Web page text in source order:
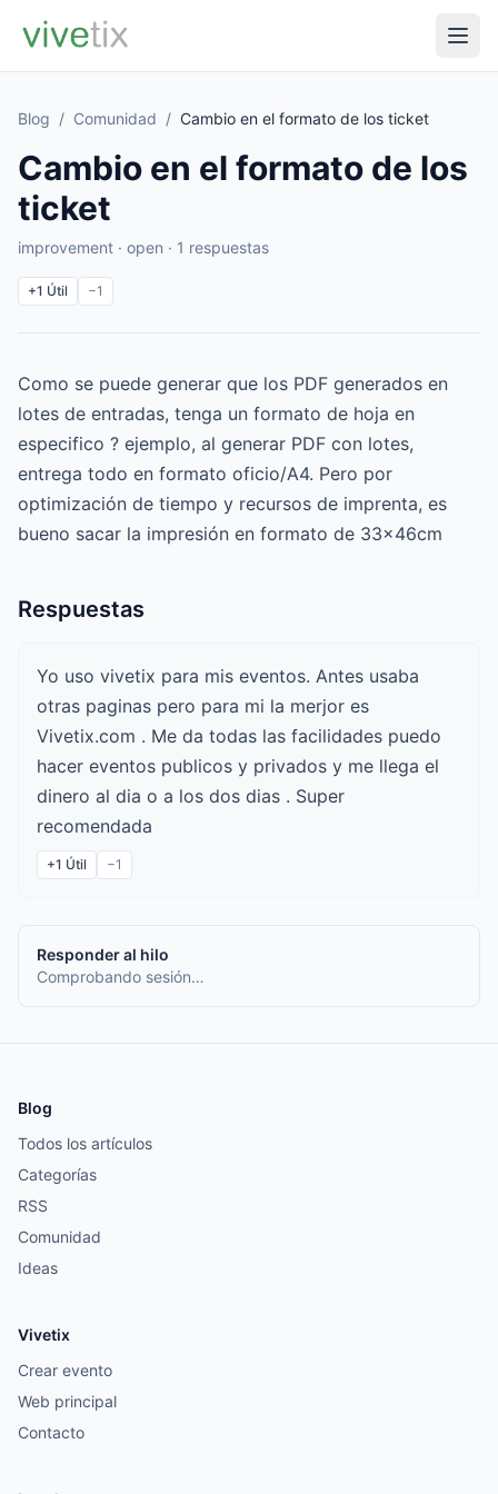
Blog / Comunidad / Cambio en el formato de los ticket
Cambio en el formato de los
ticket
improvement · open · 1 respuestas
+1 Útil −1
Como se puede generar que los PDF generados en
lotes de entradas, tenga un formato de hoja en
especifico ? ejemplo, al generar PDF con lotes,
entrega todo en formato oficio/A4. Pero por
optimización de tiempo y recursos de imprenta, es
bueno sacar la impresión en formato de 33x46cm
Respuestas
Yo uso vivetix para mis eventos. Antes usaba
otras paginas pero para mi la merjor es
Vivetix.com . Me da todas las facilidades puedo
hacer eventos publicos y privados y me llega el
dinero al dia o a los dos dias . Super
recomendada
+1 Útil −1
Responder al hilo
Comprobando sesión…
Blog
Todos los artículos
Categorías
RSS
Comunidad
Ideas
Vivetix
Crear evento
Web principal
Contacto